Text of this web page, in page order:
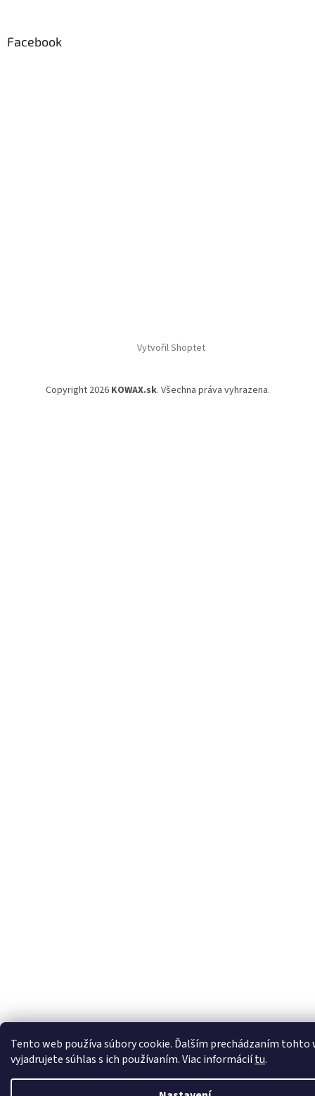
Tento web používa súbory cookie. Ďalším prechádzaním tohto
vyjadrujete súhlas s ich používaním. Viac informáciítu.
Facebook
Vytvořil Shoptet
Copyright 2026 KOWAX.sk. Všechna práva vyhrazena.